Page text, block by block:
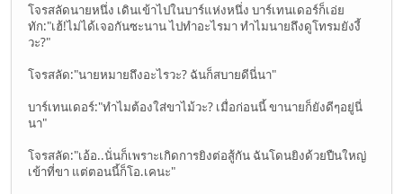
โจรสลัดนายหนึ่ง เดินเข้าไปในบาร์แห่งหนึ่ง บาร์เทนเดอร์ก็เอ่ย
ทัก:"เฮ้!ไม่ได้เจอกันซะนาน ไปทำอะไรมา ทำไมนายถึงดูโทรมยังงี้
วะ?"
โจรสลัด:"นายหมายถึงอะไรวะ? ฉันก็สบายดีนี่นา"
บาร์เทนเดอร์:"ทำไมต้องใส่ขาไม้วะ? เมื่อก่อนนี้ ขานายก็ยังดีๆอยู่นี่
นา"
โจรสลัด:"เอ้อ..นั่นก็เพราะเกิดการยิงต่อสู้กัน ฉันโดนยิงด้วยปืนใหญ่
เข้าที่ขา แต่ตอนนี้ก็โอ.เคนะ"